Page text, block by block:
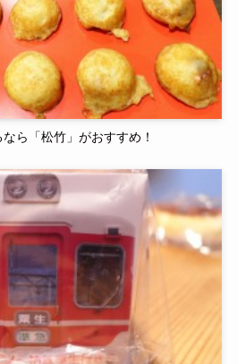
ら「松竹」がおすすめ！